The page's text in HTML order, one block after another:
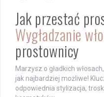
Jak przestać
Wygładzanie
prostownicy
Marzysz o gładkich
jak najbardziej możliwe!
odpowiednia stylizacja,